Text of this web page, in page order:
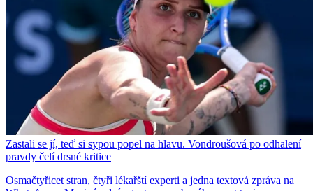
Zastali se jí, teď si sypou popel na hlavu. Vondroušová po odhalení
pravdy čelí drsné kritice
Osmačtyřicet stran, čtyři lékařští experti a jedna textová zpráva na